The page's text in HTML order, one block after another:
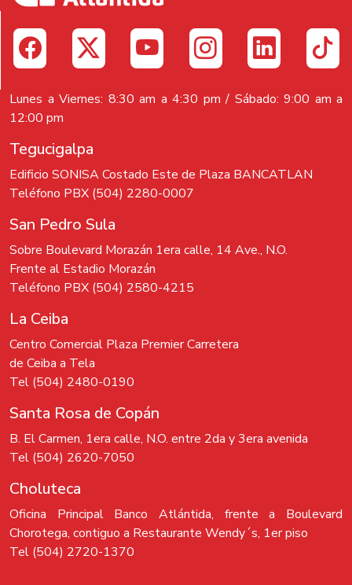
Lunes a Viernes: 8:30 am a 4:30 pm / Sábado: 9:00 am a
12:00 pm
Tegucigalpa
Edificio SONISA Costado Este de Plaza BANCATLAN
Teléfono PBX (504) 2280-0007
San Pedro Sula
Sobre Boulevard Morazán 1era calle, 14 Ave., N.O.
Frente al Estadio Morazán
Teléfono PBX (504) 2580-4215
La Ceiba
Centro Comercial Plaza Premier Carretera
de Ceiba a Tela
Tel (504) 2480-0190
Santa Rosa de Copán
B. El Carmen, 1era calle, N.O. entre 2da y 3era avenida
Tel (504) 2620-7050
Choluteca
Oficina Principal Banco Atlántida, frente a Boulevard
Chorotega, contiguo a Restaurante Wendy´s, 1er piso
Tel (504) 2720-1370